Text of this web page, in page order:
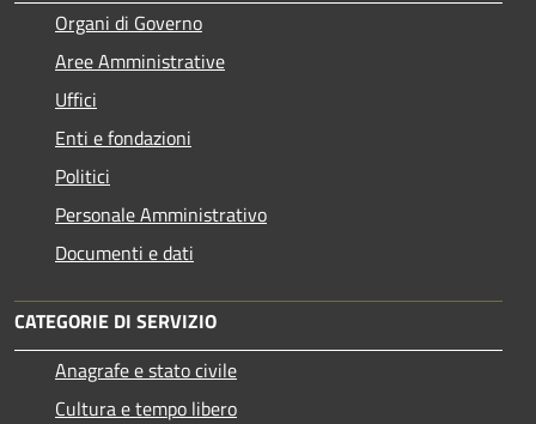
Organi di Governo
Aree Amministrative
Uffici
Enti e fondazioni
Politici
Personale Amministrativo
Documenti e dati
CATEGORIE DI SERVIZIO
Anagrafe e stato civile
Cultura e tempo libero